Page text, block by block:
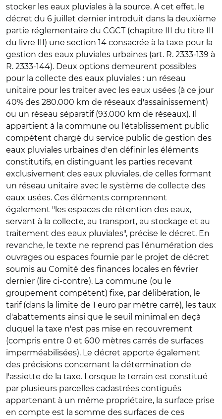
stocker les eaux pluviales à la source. A cet effet, le
décret du 6 juillet dernier introduit dans la deuxième
partie réglementaire du CGCT (chapitre III du titre III
du livre III) une section 14 consacrée à la taxe pour la
gestion des eaux pluviales urbaines (art. R. 2333-139 à
R. 2333-144). Deux options demeurent possibles
pour la collecte des eaux pluviales : un réseau
unitaire pour les traiter avec les eaux usées (à ce jour
40% des 280.000 km de réseaux d'assainissement)
ou un réseau séparatif (93.000 km de réseaux). Il
appartient à la commune ou l'établissement public
compétent chargé du service public de gestion des
eaux pluviales urbaines d'en définir les éléments
constitutifs, en distinguant les parties recevant
exclusivement des eaux pluviales, de celles formant
un réseau unitaire avec le système de collecte des
eaux usées. Ces éléments comprennent
également "les espaces de rétention des eaux,
servant à la collecte, au transport, au stockage et au
traitement des eaux pluviales", précise le décret. En
revanche, le texte ne reprend pas l'énumération des
ouvrages ou espaces fournie par le projet de décret
soumis au Comité des finances locales en février
dernier (lire ci-contre). La commune (ou le
groupement compétent) fixe, par délibération, le
tarif (dans la limite de 1 euro par mètre carré), les taux
d'abattements ainsi que le seuil minimal en deçà
duquel la taxe n'est pas mise en recouvrement
(compris entre 0 et 600 mètres carrés de surfaces
imperméabilisées). Le décret apporte également
des précisions concernant la détermination de
l'assiette de la taxe. Lorsque le terrain est constitué
par plusieurs parcelles cadastrées contiguës
appartenant à un même propriétaire, la surface prise
en compte est la somme des surfaces de ces